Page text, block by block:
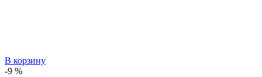
В корзину
-9 %